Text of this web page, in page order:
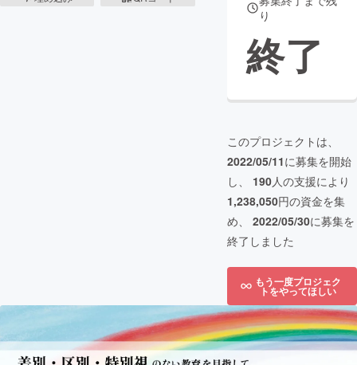
り
終了
このプロジェクトは、
2022/05/11に募集を開始
し、 190人の支援により
1,238,050円の資金を集
め、 2022/05/30に募集を
終了しました
もう一度プロジェク
トをやってほしい